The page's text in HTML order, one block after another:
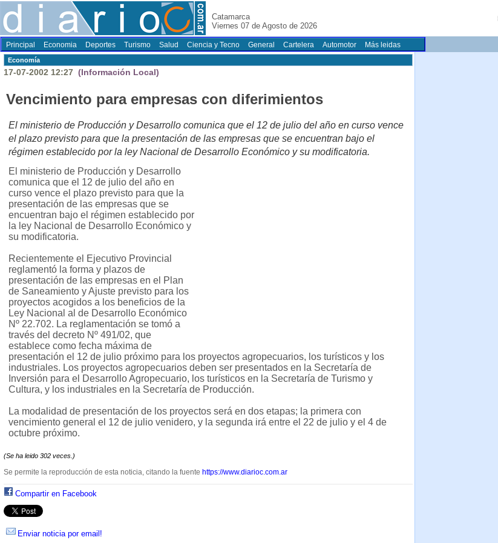
Catamarca
Viernes 07 de Agosto de 2026
Principal Economia Deportes Turismo Salud Ciencia y Tecno General Cartelera Automotor Más leidas
Economí­a
17-07-2002 12:27 (Información Local)
Vencimiento para empresas con diferimientos
El ministerio de Producción y Desarrollo comunica que el 12 de julio del año en curso vence
el plazo previsto para que la presentación de las empresas que se encuentran bajo el
régimen establecido por la ley Nacional de Desarrollo Económico y su modificatoria.
El ministerio de Producción y Desarrollo
comunica que el 12 de julio del año en
curso vence el plazo previsto para que la
presentación de las empresas que se
encuentran bajo el régimen establecido por
la ley Nacional de Desarrollo Económico y
su modificatoria.
Recientemente el Ejecutivo Provincial
reglamentó la forma y plazos de
presentación de las empresas en el Plan
de Saneamiento y Ajuste previsto para los
proyectos acogidos a los beneficios de la
Ley Nacional al de Desarrollo Económico
Nº 22.702. La reglamentación se tomó a
través del decreto Nº 491/02, que
establece como fecha máxima de
presentación el 12 de julio próximo para los proyectos agropecuarios, los turísticos y los
industriales. Los proyectos agropecuarios deben ser presentados en la Secretaría de
Inversión para el Desarrollo Agropecuario, los turísticos en la Secretaría de Turismo y
Cultura, y los industriales en la Secretaría de Producción.
La modalidad de presentación de los proyectos será en dos etapas; la primera con
vencimiento general el 12 de julio venidero, y la segunda irá entre el 22 de julio y el 4 de
octubre próximo.
(Se ha leido 302 veces.)
Se permite la reproducción de esta noticia, citando la fuente https://www.diarioc.com.ar
Compartir en Facebook
Enviar noticia por email!